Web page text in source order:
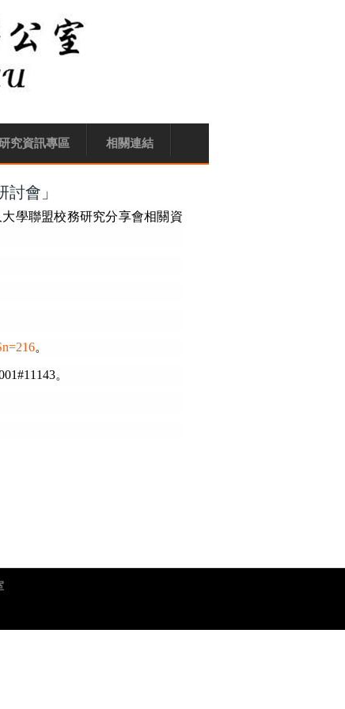
究資訊專區 相關連結
會」
學聯盟校務研究分享會相關資
。
。